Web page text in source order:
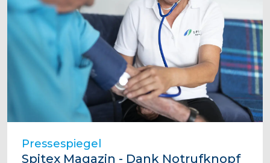
Pressespiegel
Spitex Magazin - Dank Notrufknopf